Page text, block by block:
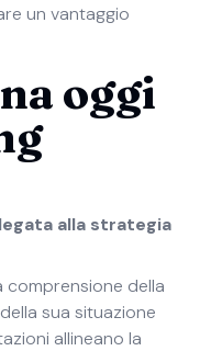
un vantaggio
oggi
alla strategia
della
sua situazione
allineano la